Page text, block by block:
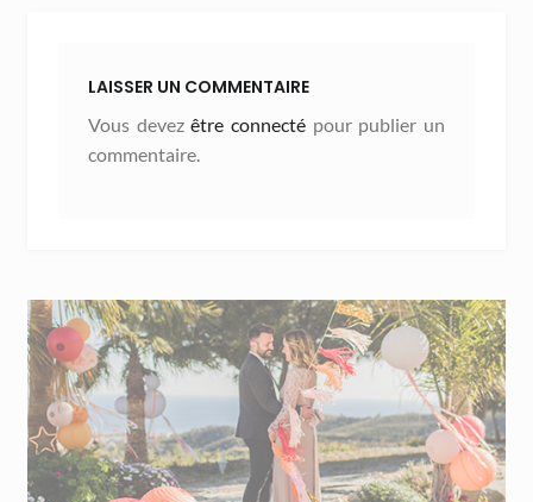
LAISSER UN COMMENTAIRE
Vous devezêtre connecté pour publier un
commentaire.